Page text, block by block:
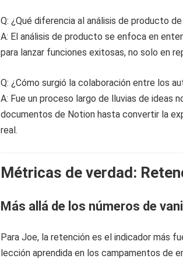
Q: ¿Qué diferencia al análisis de producto
A: El análisis de producto se enfoca en
para lanzar funciones exitosas, no solo en
Q: ¿Cómo surgió la colaboración entre los
A: Fue un proceso largo de lluvias de ideas
documentos de Notion hasta convertir la
real.
Métricas de verdad:
Más allá de los números de
Para Joe, la retención es el indicador más
lección aprendida en los campamentos de